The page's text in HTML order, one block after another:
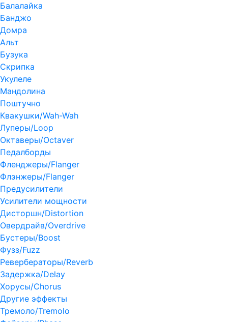
Балалайка
Банджо
Домра
Альт
Бузука
Скрипка
Укулеле
Мандолина
Поштучно
Квакушки/Wah-Wah
Луперы/Loop
Октаверы/Octaver
Педалборды
Фленджеры/Flanger
Флэнжеры/Flanger
Предусилители
Усилители мощности
Дисторшн/Distortion
Овердрайв/Overdrive
Бустеры/Boost
Фузз/Fuzz
Ревербераторы/Reverb
Задержка/Delay
Хорусы/Chorus
Другие эффекты
Тремоло/Tremolo